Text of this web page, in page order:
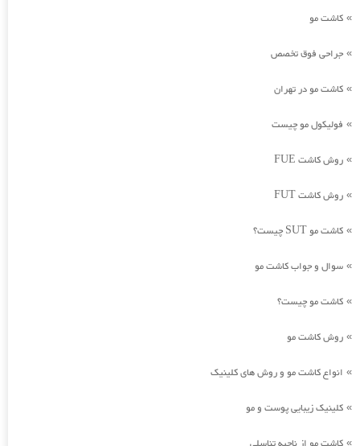
» کاشت مو
» جراحی فوق تخصص
» کاشت مو در تهران
» فولیکول مو چیست
» روش کاشت FUE
» روش کاشت FUT
» کاشت مو SUT چیست؟
» سوال و جواب کاشت مو
» کاشت مو چیست؟
» روش کاشت مو
» انواع کاشت مو و روش های کلینیک
» کلینیک زیبایی پوست و مو
»